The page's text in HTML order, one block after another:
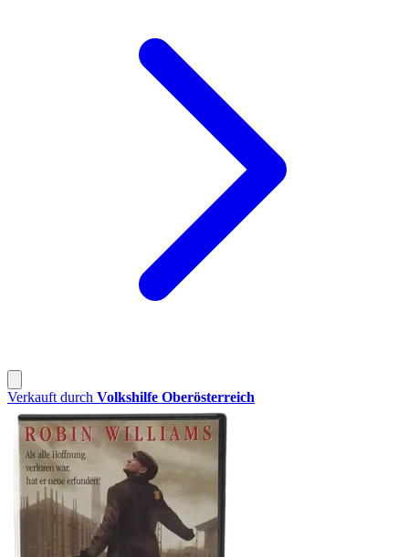
Verkauft durch Volkshilfe Oberösterreich